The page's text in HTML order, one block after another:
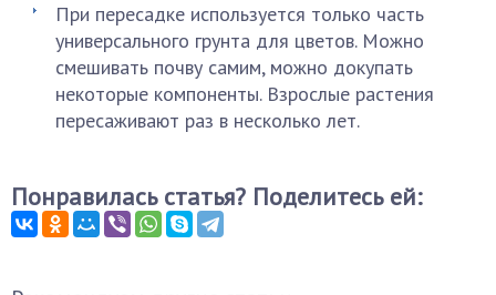
При пересадке используется только часть
универсального грунта для цветов. Можно
смешивать почву самим, можно докупать
некоторые компоненты. Взрослые растения
пересаживают раз в несколько лет.
Понравилась статья? Поделитесь ей: